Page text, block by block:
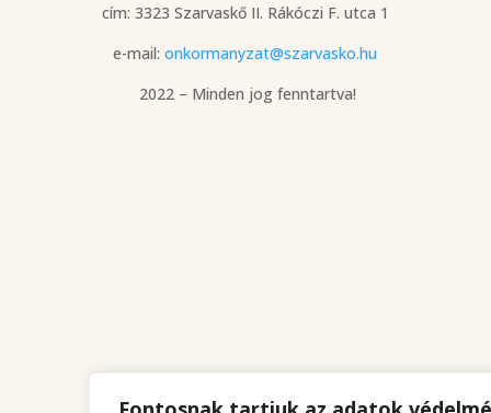
cím: 3323 Szarvaskő II. Rákóczi F. utca 1
e-mail:onkormanyzat@szarvasko.hu
2022 – Minden jog fenntartva!